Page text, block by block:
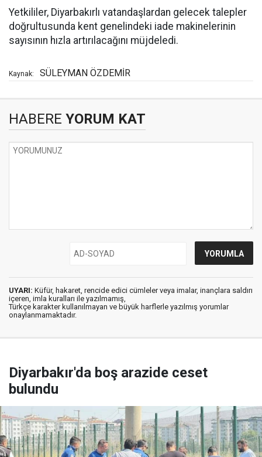
Yetkililer, Diyarbakırlı vatandaşlardan gelecek talepler
doğrultusunda kent genelindeki iade makinelerinin
sayısının hızla artırılacağını müjdeledi.
Kaynak: SÜLEYMAN ÖZDEMİR
HABERE YORUM KAT
UYARI: Küfür, hakaret, rencide edici cümleler veya imalar, inançlara saldırı
içeren, imla kuralları ile yazılmamış,
Türkçe karakter kullanılmayan ve büyük harflerle yazılmış yorumlar
onaylanmamaktadır.
Diyarbakır'da boş arazide ceset
bulundu